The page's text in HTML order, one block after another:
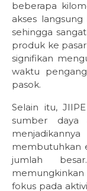
beberapa
akses
sehingga
produk ke
signifikan
waktu
pasok.
Selain itu,
sumber
membutuhkan
jumlah
memungkinkan
fokus pada